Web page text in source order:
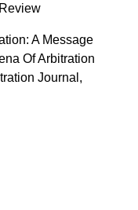
A Message
Of Arbitration
Journal,